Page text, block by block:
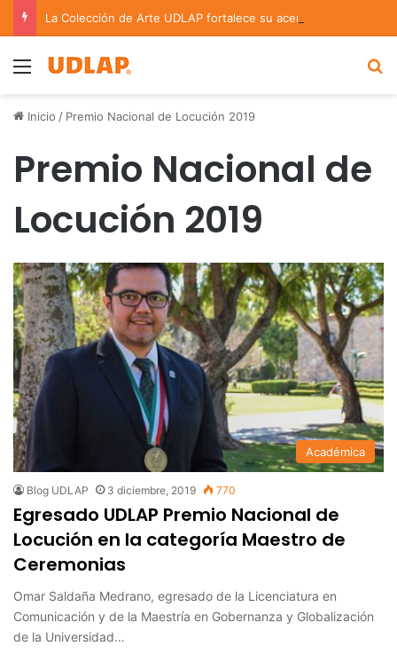
Menu
Inicio / Premio Nacional de Locución 2019
Premio Nacional de
Locución 2019
Académica
Blog UDLAP 3 diciembre, 2019 770
Egresado UDLAP Premio Nacional de
Locución en la categoría Maestro de
Ceremonias
Omar Saldaña Medrano, egresado de la Licenciatura en
Comunicación y de la Maestría en Gobernanza y Globalización
de la Universidad…